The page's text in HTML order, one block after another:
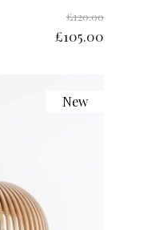
£120.00
£105.00
New